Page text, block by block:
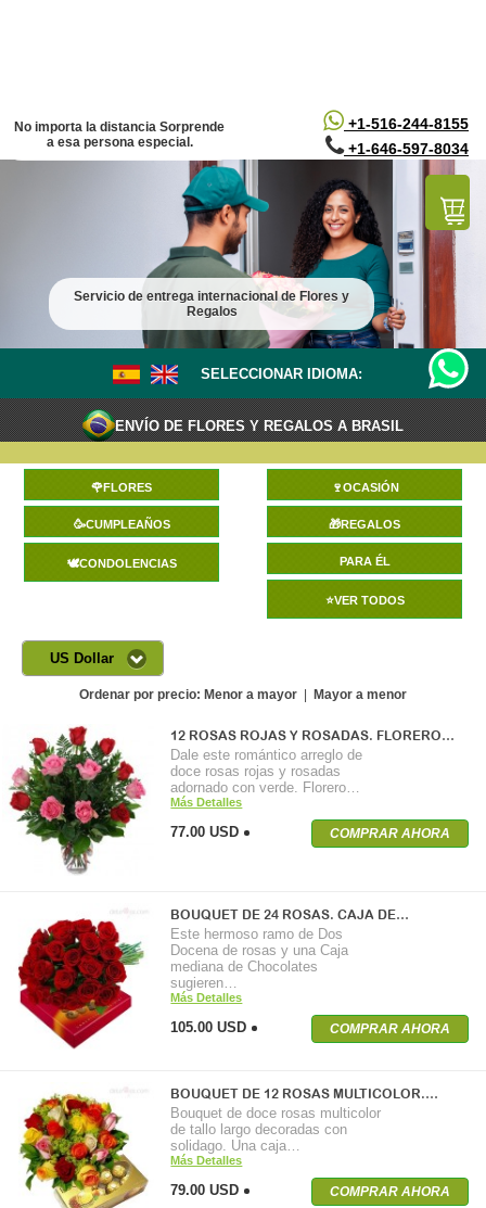
+1-516-244-8155
+1-646-597-8034
No importa la distancia Sorprende
a esa persona especial.
Servicio de entrega internacional de Flores y
Regalos
SELECCIONAR IDIOMA:
ENVÍO DE FLORES Y REGALOS A BRASIL
🌹FLORES 🍷OCASIÓN
🥳CUMPLEAÑOS 🎁REGALOS
🕊️CONDOLENCIAS PARA ÉL
⭐VER TODOS
US Dollar
Ordenar por precio: Menor a mayor Mayor a menor
12 ROSAS ROJAS Y ROSADAS. FLORERO…
Dale este romántico arreglo de
doce rosas rojas y rosadas
adornado con verde. Florero…
Más Detalles
77.00 USD COMPRAR AHORA
BOUQUET DE 24 ROSAS. CAJA DE…
Este hermoso ramo de Dos
Docena de rosas y una Caja
mediana de Chocolates
sugieren…
Más Detalles
105.00 USD COMPRAR AHORA
BOUQUET DE 12 ROSAS MULTICOLOR.…
Bouquet de doce rosas multicolor
de tallo largo decoradas con
solidago. Una caja…
Más Detalles
79.00 USD COMPRAR AHORA